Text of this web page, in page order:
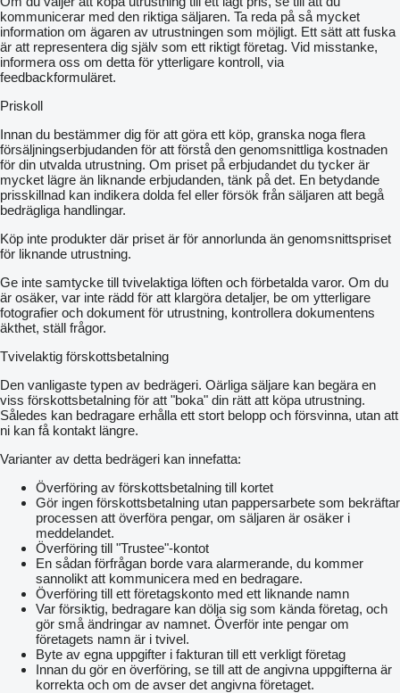
kommunicerar med den riktiga säljaren. Ta reda på så mycket
information om ägaren av utrustningen som möjligt. Ett sätt att fuska
är att representera dig själv som ett riktigt företag. Vid misstanke,
informera oss om detta för ytterligare kontroll, via
feedbackformuläret.
Priskoll
Innan du bestämmer dig för att göra ett köp, granska noga flera
försäljningserbjudanden för att förstå den genomsnittliga kostnaden
för din utvalda utrustning. Om priset på erbjudandet du tycker är
mycket lägre än liknande erbjudanden, tänk på det. En betydande
prisskillnad kan indikera dolda fel eller försök från säljaren att begå
bedrägliga handlingar.
Köp inte produkter där priset är för annorlunda än genomsnittspriset
för liknande utrustning.
Ge inte samtycke till tvivelaktiga löften och förbetalda varor. Om du
är osäker, var inte rädd för att klargöra detaljer, be om ytterligare
fotografier och dokument för utrustning, kontrollera dokumentens
äkthet, ställ frågor.
Tvivelaktig förskottsbetalning
Den vanligaste typen av bedrägeri. Oärliga säljare kan begära en
viss förskottsbetalning för att "boka" din rätt att köpa utrustning.
Således kan bedragare erhålla ett stort belopp och försvinna, utan att
ni kan få kontakt längre.
Varianter av detta bedrägeri kan innefatta:
Överföring av förskottsbetalning till kortet
Gör ingen förskottsbetalning utan pappersarbete som bekräftar
processen att överföra pengar, om säljaren är osäker i
meddelandet.
Överföring till "Trustee"-kontot
En sådan förfrågan borde vara alarmerande, du kommer
sannolikt att kommunicera med en bedragare.
Överföring till ett företagskonto med ett liknande namn
Var försiktig, bedragare kan dölja sig som kända företag, och
gör små ändringar av namnet. Överför inte pengar om
företagets namn är i tvivel.
Byte av egna uppgifter i fakturan till ett verkligt företag
Innan du gör en överföring, se till att de angivna uppgifterna är
korrekta och om de avser det angivna företaget.